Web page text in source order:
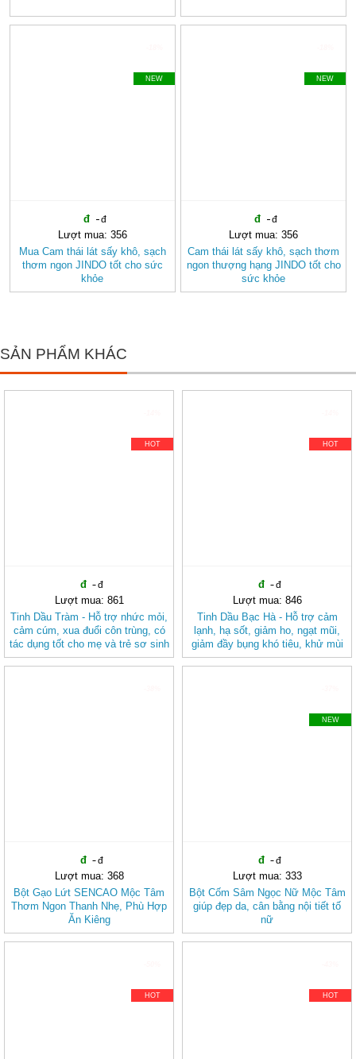
NEW
Lượt mua: 356
Mua Cam thái lát sấy khô, sạch
thơm ngon JINDO tốt cho sức
khỏe
NEW
Lượt mua: 356
Cam thái lát sấy khô, sạch thơm
ngon thượng hạng JINDO tốt cho
sức khỏe
SẢN PHẨM KHÁC
HOT
Lượt mua: 861
Tinh Dầu Tràm - Hỗ trợ nhức mỏi,
cảm cúm, xua đuổi côn trùng, có
tác dụng tốt cho mẹ và trẻ sơ sinh
JD227 tinhdautram
HOT
Lượt mua: 846
Tinh Dầu Bạc Hà - Hỗ trợ cảm
lạnh, hạ sốt, giảm ho, ngạt mũi,
giảm đầy bụng khó tiêu, khử mùi
hôi, đuổi côn trùng JD228
Lượt mua: 368
Bột Gạo Lứt SENCAO Mộc Tâm
Thơm Ngon Thanh Nhẹ, Phù Hợp
Ăn Kiêng
NEW
Lượt mua: 333
Bột Cốm Sâm Ngọc Nữ Mộc Tâm
giúp đẹp da, cân bằng nội tiết tố
nữ
HOT HOT